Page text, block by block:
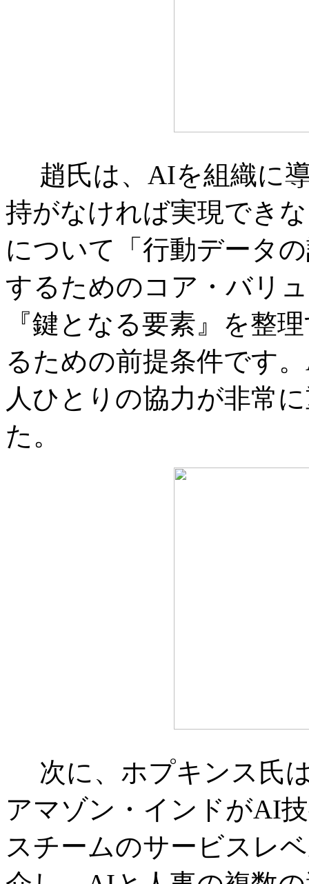
趙氏は、AIを組織に
持がなければ実現でき
について「行動データ
するためのコア・バリ
『鍵となる要素』を整
るための前提条件です
人ひとりの協力が非常
た。
次に、ホプキンス氏
アマゾン・インドがAI
スチームのサービスレ